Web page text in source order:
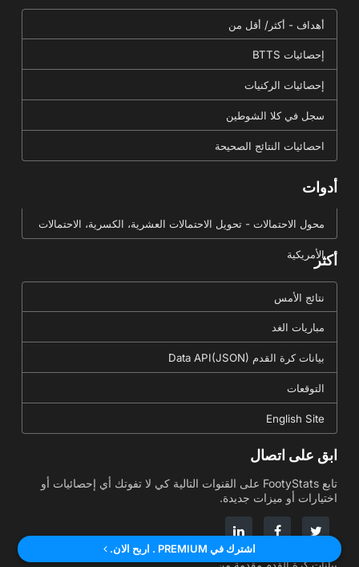
أهداف - أكثر/ أقل من
إحصائيات BTTS
إحصائيات الركنيات
سجل في كلا الشوطين
احصائيات النتائج الصحيحة
أدوات
محول الاحتمالات - تحويل الاحتمالات العشرية، الكسرية، الاحتمالات
الأمريكيةأكثر
نتائج الأمس
مباريات الغد
بيانات كرة القدم Data API(JSON)
التوقعات
English Site
ابق على اتصال
تابع FootyStats على القنوات التالية كي لا تفوتك أي إحصائيات أو
اختيارات أو ميزات جديدة.
اشترك في PREMIUM . اربح الان.